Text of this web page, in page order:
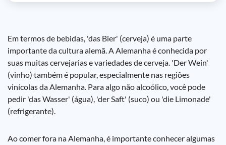
Em termos de bebidas, 'das Bier' (cerveja) é uma parte
importante da cultura alemã. A Alemanha é conhecida por
suas muitas cervejarias e variedades de cerveja. 'Der Wein'
(vinho) também é popular, especialmente nas regiões
vinícolas da Alemanha. Para algo não alcoólico, você pode
pedir 'das Wasser' (água), 'der Saft' (suco) ou 'die Limonade'
(refrigerante).
Ao comer fora na Alemanha, é importante conhecer algumas